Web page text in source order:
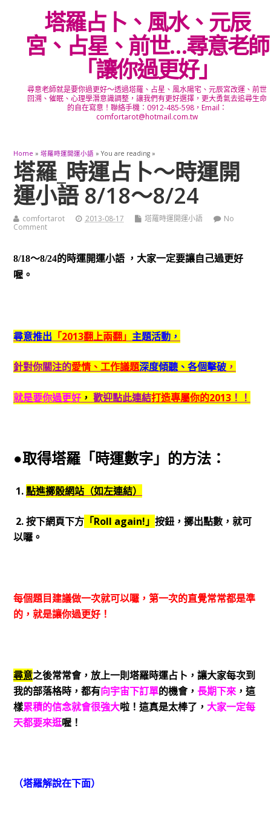
塔羅占卜、風水、元辰
宮、占星、前世…尋意老師
「讓你過更好」
尋意老師就是要你過更好～透過塔羅、占星、風水陽宅、元辰宮改運、前世
回溯、催眠、心理學潛意識調整，讓我們有更好選擇，更大勇氣去追尋生命
的自在寫意！聯絡手機：0912-485-598，Email：
comfortarot@hotmail.com.tw
Home » 塔羅時運開運小語 » You are reading »
塔羅_時運占卜～時運開
運小語 8/18～8/24
comfortarot 2013-08-17 塔羅時運開運小語
No
Comment
8/18～8/24的時運開運小語 ，大家一定要讓自己過更好
喔。
尋意推出 「2013翻上兩翻」 主題活動，
針對你關注的愛情、工作議題深度傾聽、各個擊破，
就是要你過更好， 歡迎點此連結打造專屬你的2013！！
●取得塔羅「時運數字」的方法：
1.點進擲骰網站（如左連結）
2. 按下網頁下方「Roll again!」 按鈕，擲出點數，就可
以囉。
每個題目建議做一次就可以囉，第一次的直覺常常都是準
的，就是讓你過更好！
尋意之後常常會，放上一則塔羅時運占卜，讓大家每次到
我的部落格時，都有向宇宙下訂單的機會， 長期下來，這
樣累積的信念就會很強大啦！這真是太棒了， 大家一定每
天都要來逛喔！
（塔羅解說在下面）